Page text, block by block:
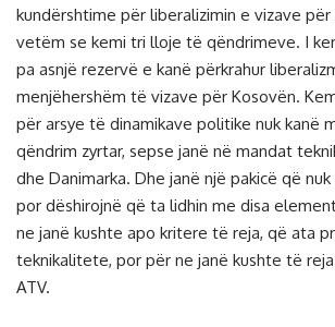
kundërshtime për liberalizimin e vizave për
vetëm se kemi tri lloje të qëndrimeve. I
pa asnjë rezervë e kanë përkrahur
menjëhershëm të vizave për Kosovën.
për arsye të dinamikave politike nuk kanë
qëndrim zyrtar, sepse janë në mandat
dhe Danimarka. Dhe janë një pakicë që
por dëshirojnë që ta lidhin me disa
ne janë kushte apo kritere të reja, që ata
teknikalitete, por për ne janë kushte të
ATV.